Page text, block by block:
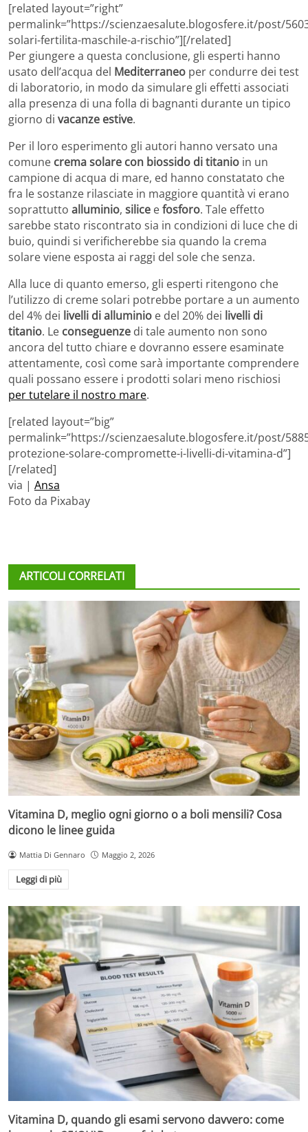
[related layout=”right”
permalink=”https://scienzaesalute.blogosfere.it/post/
solari-fertilita-maschile-a-rischio”][/related]
Per giungere a questa conclusione, gli esperti hanno
usato dell’acqua del Mediterraneo per condurre dei test
di laboratorio, in modo da simulare gli effetti associati
alla presenza di una folla di bagnanti durante un tipico
giorno di vacanze estive.
Per il loro esperimento gli autori hanno versato una
comune crema solare con biossido di titanio in un
campione di acqua di mare, ed hanno constatato che
fra le sostanze rilasciate in maggiore quantità vi erano
soprattutto alluminio, silice efosforo. Tale effetto
sarebbe stato riscontrato sia in condizioni di luce che di
buio, quindi si verificherebbe sia quando la crema
solare viene esposta ai raggi del sole che senza.
Alla luce di quanto emerso, gli esperti ritengono che
l’utilizzo di creme solari potrebbe portare a un aumento
del 4% dei livelli di alluminio e del 20% dei livelli di
titanio. Le conseguenze di tale aumento non sono
ancora del tutto chiare e dovranno essere esaminate
attentamente, così come sarà importante comprendere
quali possano essere i prodotti solari meno rischiosi
per tutelare il nostro mare.
[related layout=”big”
permalink=”https://scienzaesalute.blogosfere.it/post/
protezione-solare-compromette-i-livelli-di-vitamina-d”]
[/related]
via | Ansa
Foto da Pixabay
ARTICOLI CORRELATI
Vitamina D, meglio ogni giorno o a boli mensili? Cosa
dicono le linee guida
Mattia Di Gennaro Maggio 2, 2026
Leggi di più
Vitamina D, quando gli esami servono davvero: come